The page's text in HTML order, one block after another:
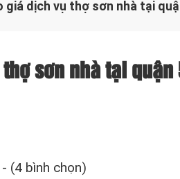
giá dịch vụ thợ sơn nhà tại
sơn nhà tại
(4 bình chọn)